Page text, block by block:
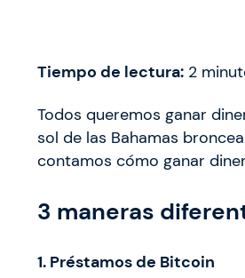
Tiempo de lectura: 2
Todos queremos ganar
sol de las Bahamas
contamos cómo ganar
3 maneras
1. Préstamos de Bitcoin